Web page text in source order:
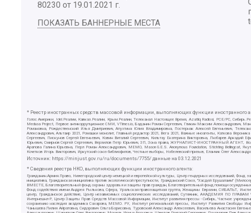
80230 от 19.01.2021 г.
ПОКАЗАТЬ БАННЕРНЫЕ МЕСТА
* Реестр иностранных средств массовой информации, выполняющих функции иностранного
Голос Америки, Idel.Реалии, Кавказ.Реалии, Крым.Реалии, Телеканал Настоящее Время, Azatliq Radiosi, PCE/PC,
Medusa Project, Первое антикоррупционное СМИ, VTimes.io, Баданин Роман Сергеевич, Гликин Максим Александрович,
Романовна, Рождественский Илья Дмитриевич, Апухтина Юлия Владимировна, Постернак Алексей Евгеньевич,
Александрович, Альтаир 2021, Ромашки монолит, Главный редактор 2021, Вега 2021, Важные иноагенты, Каткова
Сергеевич, Пискунов Сергей Евгеньевич, Ковин Виталий Сергеевич, Кильтау Екатерина Викторовна, Любарев
Юрьевич, Смирнов Сергей Сергеевич, Верзилов Петр Юрьевич, ЗП, Зона права, ЖУРНАЛИСТ-ИНОСТРАННЫЙ АГЕНТ,
Арапова Галина Юрьевна, Перл Роман Александрович, МЕМО, Mason G.E.S. Anonymous Foundation, Stichting Bellingcat,
Кочетков Игорь Викторович, Иркутский союз библиофилов, Честные выборы, Нобелевский призыв, Еланчик Олег
Источник: https://minjust.gov.ru/ru/documents/7755/данные на 03.12.2021
* Сведения реестра НКО, выполняющих функции иностранного агента:
Гражданин.Армия.Право, Нижегородский центр немецкой и европейской культуры, Центр гендерных исследований,
инициатива, Гражданская инициатива против экологической преступности, Гражданский Союз, "Хасдей Ерушалаим"
ВМЕСТЕ, Благотворительный фонд охраны здоровья и защиты прав граждан, Благотворительный фонд помощи
Фонд содействия имени Андрея Рылькова, Сфера, Уральская правозащитная группа, Женщины Евразии, СИБАЛЬТ,
центр, Гражданское действие, Центр независимых социологических исследований, Сутяжник, АКАДЕМИЯ ПО ПРАВАМ
Интернешнл-Р, Центр Защиты Прав Средств Массовой Информации, Институт развития прессы - Сибирь, Частное
сохранению наследия академика Сахарова, МЕМО. РУ, Институт региональной прессы, Институт Развития Свободы
Чанышева Лилия Айратовна, Сидорович Ольга Борисовна, Туровский Александр Алексеевич, Васильева Анастасия